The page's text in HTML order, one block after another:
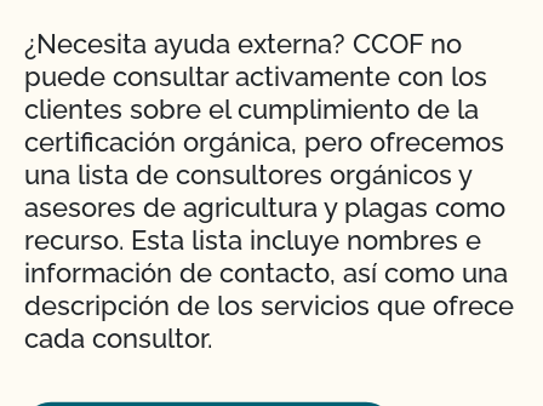
¿Necesita ayuda externa? CCOF no
puede consultar activamente con los
clientes sobre el cumplimiento de la
certificación orgánica, pero ofrecemos
una lista de consultores orgánicos y
asesores de agricultura y plagas como
recurso. Esta lista incluye nombres e
información de contacto, así como una
descripción de los servicios que ofrece
cada consultor.